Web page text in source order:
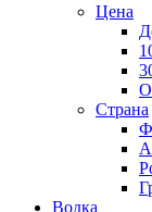
Цена
Страна
Водка